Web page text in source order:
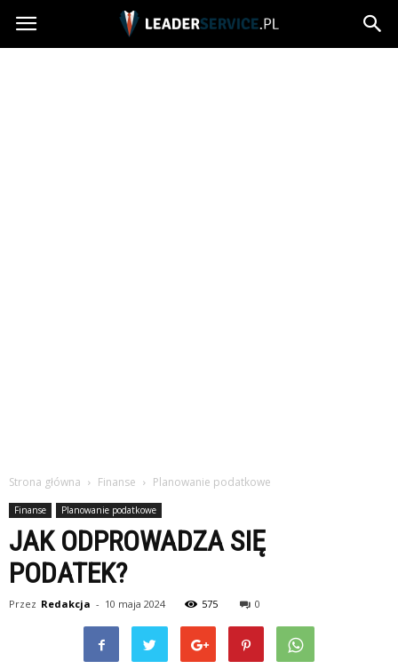
Leaderservice.pl
Strona główna Finanse Planowanie podatkowe
Finanse Planowanie podatkowe
JAK ODPROWADZA SIĘ
PODATEK?
Przez Redakcja - 10 maja 2024 575 0